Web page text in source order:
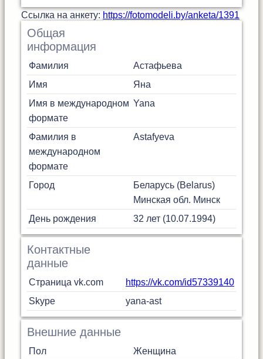
Cсылка на анкету: https://fotomodeli.by/anketa/1391
Общая
информация
Фамилия
Астафьева
Имя
Яна
Имя в международном
формате
Yana
Фамилия в
международном
формате
Astafyeva
Город
Беларусь (Belarus)
Минская обл. Минск
День рождения
32 лет (10.07.1994)
Контактные
данные
Страница vk.com
https://vk.com/id57339140
Skype
yana-ast
Внешние данные
Пол
Женщина